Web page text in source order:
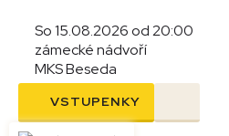
So 15.08.2026 od 20:00
zámecké nádvoří
MKS Beseda
VSTUPENKY